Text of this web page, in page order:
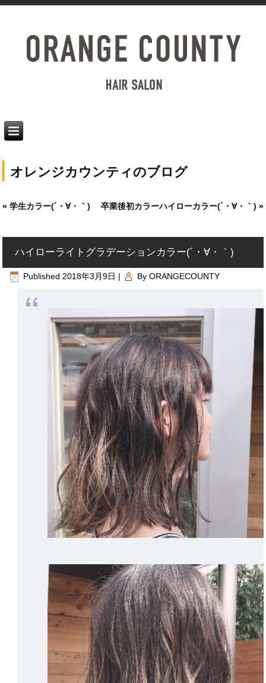
オレンジカウンティのブログ
«学生カラー(´・∀・｀) 卒業後初カラーハイローカラー(´・∀・｀) »
ハイローライトグラデーションカラー(´・∀・｀)
Published 2018年3月9日 | By ORANGECOUNTY